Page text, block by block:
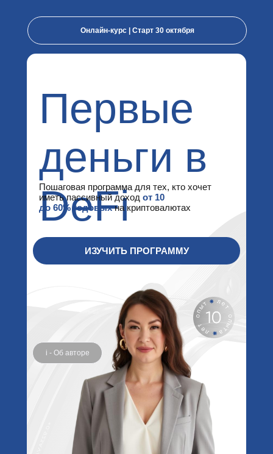
Первые
деньги в
DeFi
Пошаговая программа для тех, кто хочет
иметь пассивный доход от 10
до 60% годовыхна криптовалютах
i - Об авторе
ИЗУЧИТЬ ПРОГРАММУ
Онлайн-курс | Старт 30 октября